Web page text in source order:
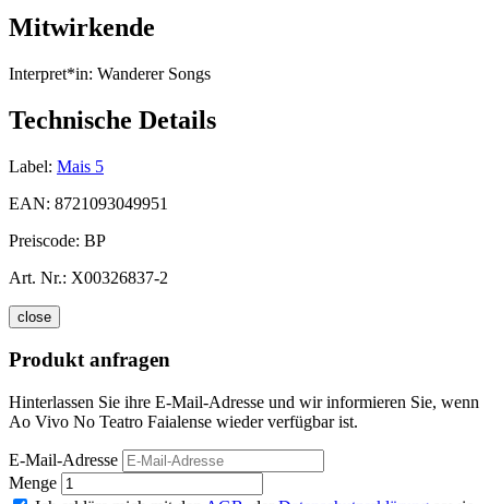
Mitwirkende
Interpret*in: Wanderer Songs
Technische Details
Label: Mais 5
EAN: 8721093049951
Preiscode: BP
Art. Nr.: X00326837-2
close
Produkt anfragen
Hinterlassen Sie ihre E-Mail-Adresse und wir informieren Sie, wenn
Ao Vivo No Teatro Faialense wieder verfügbar ist.
E-Mail-Adresse
Menge